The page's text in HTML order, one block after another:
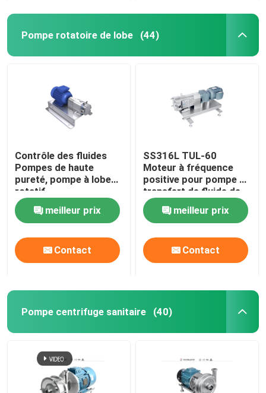
Pompe rotatoire de lobe (44)
Contrôle des fluides
Pompes de haute
pureté, pompe à lobe
rotatif
meilleur prix
Contact
SS316L TUL-60
Moteur à fréquence
positive pour pompe de
transfert de fluide de
réservoir à réservoir
meilleur prix
Contact
Pompe centrifuge sanitaire (40)